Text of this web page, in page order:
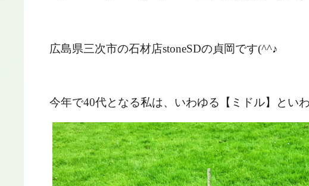
広島県三次市の石材店stoneSDの貞岡です(^^♪
今年で40代となる私は、いわゆる【ミドル】とい